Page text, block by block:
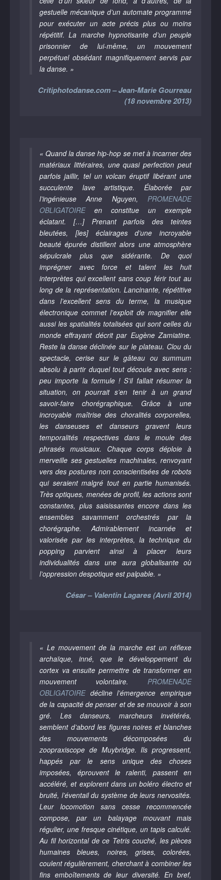
gestuelle mécanique d’un automate programmé
pour exécuter un acte précis plus ou moins
répétitif. La marche hypnotisante d’un peuple
prisonnier de lui-même, un mouvement
perpétuel obsédant magnifiquement servis par
la danse. »
Critiphotodanse.com – Jean-Marie Gourreau
(18 novembre 2013)
« Quand la danse hip-hop se met à incarner des
matériaux littéraires, une quasi perfection peut
parfois jaillir, tel un volcan éruptif libérant une
succulente lave artistique. Élaborée par
l’ingénieuse Anne Nguyen, PROMENADE
OBLIGATOIREen constitue un exemple
éclatant. […] Prenant parfois des teintes
bleutées, [les] éclairages d’une incroyable
beauté épurée distillent alors une atmosphère
sépulcrale plus que sidérante. De quoi
imprégner avec force et talent les huit
interprètes qui excellent sans coup férir tout au
long de la représentation. Lancinante, répétitive
dans l’excellent sens du terme, la musique
électronique commet l’exploit de magnifier elle
aussi les spatialités totalisées qui sont celles du
monde effrayant décrit par Eugène Zamiatine.
Reste la danse déclinée sur le plateau. Clou du
spectacle, cerise sur le gâteau ou summum
absolu à partir duquel tout découle avec sens :
peu importe la formule ! S’il fallait résumer la
situation, on pourrait s’en tenir à un grand
savoir-faire chorégraphique. Grâce à une
incroyable maîtrise des choralités corporelles,
les danseuses et danseurs gravent leurs
temporalités respectives dans le moule des
phrasés musicaux. Chaque corps déploie à
merveille ses gestuelles machinales, renvoyant
vers des postures non conscientisées de robots
qui seraient malgré tout en partie humanisés.
Très optiques, menées de profil, les actions sont
constantes, plus saisissantes encore dans les
ensembles savamment orchestrés par la
chorégraphe. Admirablement incarnée et
valorisée par les interprètes, la technique du
popping parvient ainsi à placer leurs
individualités dans une aura globalisante où
l’oppression despotique est palpable. »
César – Valentin Lagares (Avril 2014)
« Le mouvement de la marche est un réflexe
archaïque, inné, que le développement du
cortex va ensuite permettre de transformer en
mouvement volontaire. PROMENADE
OBLIGATOIREdécline l’émergence empirique
de la capacité de penser et de se mouvoir à son
gré. Les danseurs, marcheurs invétérés,
semblent d’abord les figures noires et blanches
des mouvements décomposées du
zoopraxiscope de Muybridge. Ils progressent,
happés par le sens unique des choses
imposées, éprouvent le ralenti, passent en
accéléré, et explorent dans un boléro électro et
bruité, l’éventail du système de leurs nervosités.
Leur locomotion sans cesse recommencée
compose, par un balayage mouvant mais
régulier, une fresque cinétique, un tapis calculé.
Au fil horizontal de ce Tetris couché, les pièces
humaines bleues, noires, grises, colorées,
coulent régulièrement, cherchant à combiner les
fins emboîtements de leur diversité. En bref,